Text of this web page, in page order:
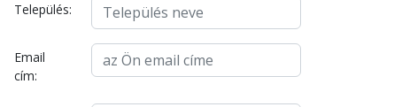
Település:
Email
cím: